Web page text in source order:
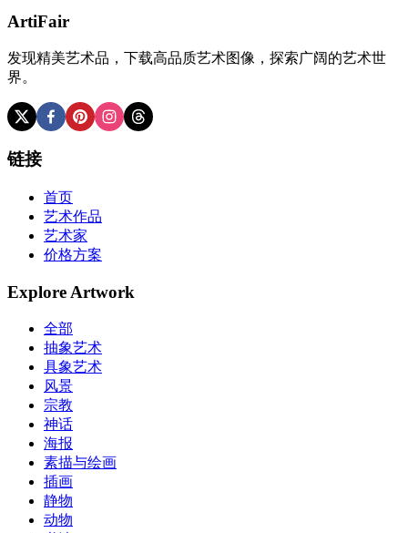
ArtiFair
发现精美艺术品，下载高品质艺术图像，探索广阔的艺术世
界。
链接
首页
艺术作品
艺术家
价格方案
Explore Artwork
全部
抽象艺术
具象艺术
风景
宗教
神话
海报
素描与绘画
插画
静物
动物